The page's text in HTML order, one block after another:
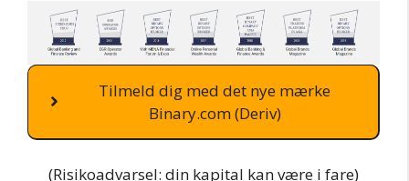
Tilmeld dig med det nye mærke
Binary.com (Deriv)
(Risikoadvarsel: din kapital kan være i fare)